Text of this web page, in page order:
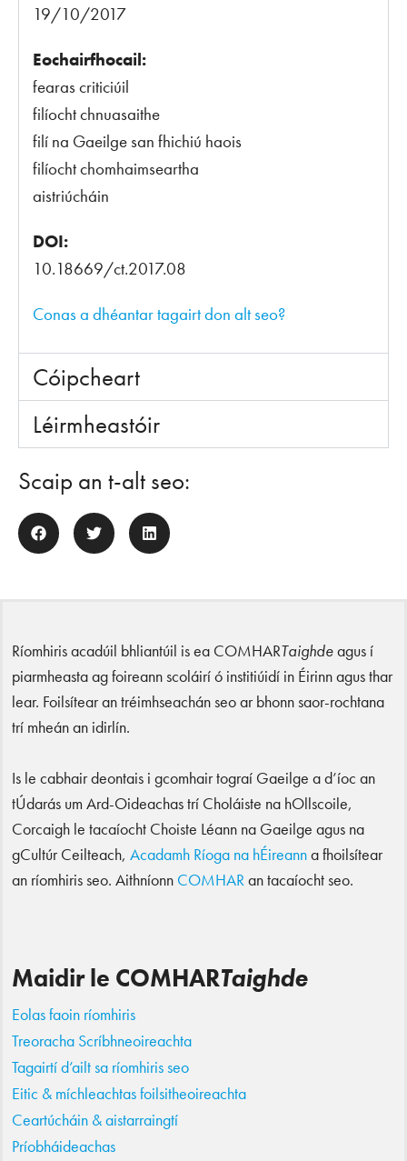
19/10/2017
Eochairfhocail:
fearas criticiúil
filíocht chnuasaithe
filí na Gaeilge san fhichiú haois
filíocht chomhaimseartha
aistriúcháin
DOI:
10.18669/ct.2017.08
Conas a dhéantar tagairt don alt seo?
Cóipcheart
Léirmheastóir
Scaip an t-alt seo:
Ríomhiris acadúil bhliantúil is ea COMHARTaighdeagus í
piarmheasta ag foireann scoláirí ó institiúidí in Éirinn agus thar
lear. Foilsítear an tréimhseachán seo ar bhonn saor-rochtana
trí mheán an idirlín.
Is le cabhair deontais i gcomhair tograí Gaeilge a d’íoc an
tÚdarás um Ard-Oideachas trí Choláiste na hOllscoile,
Corcaigh le tacaíocht Choiste Léann na Gaeilge agus na
gCultúr Ceilteach, Acadamh Ríoga na hÉireanna fhoilsítear
an ríomhiris seo. Aithníonn COMHARan tacaíocht seo.
Maidir le COMHARTaighde
Eolas faoin ríomhiris
Treoracha Scríbhneoireachta
Tagairtí d’ailt sa ríomhiris seo
Eitic & míchleachtas foilsitheoireachta
Ceartúcháin & aistarraingtí
Príobháideachas